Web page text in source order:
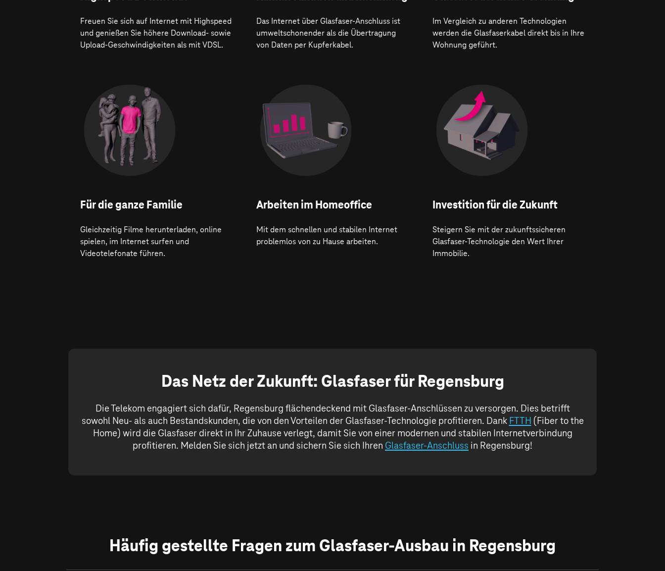
Freuen Sie sich auf Internet mit Highspeed
und genießen Sie höhere Download- sowie
Upload-Geschwindigkeiten als mit VDSL.
Das Internet über Glasfaser-Anschluss ist
umweltschonender als die Übertragung
von Daten per Kupferkabel.
Im Vergleich zu anderen Technologien
werden die Glasfaserkabel direkt bis in Ihre
Wohnung geführt.
Für die ganze Familie
Gleichzeitig Filme herunterladen, online
spielen, im Internet surfen und
Videotelefonate führen.
Arbeiten im Homeoffice
Mit dem schnellen und stabilen Internet
problemlos von zu Hause arbeiten.
Investition für die Zukunft
Steigern Sie mit der zukunftssicheren
Glasfaser-Technologie den Wert Ihrer
Immobilie.
Das Netz der Zukunft: Glasfaser für Regensburg
Die Telekom engagiert sich dafür, Regensburg flächendeckend mit Glasfaser-Anschlüssen zu versorgen. Dies betrifft
sowohl Neu- als auch Bestandskunden, die von den Vorteilen der Glasfaser-Technologie profitieren. Dank FTTH (Fiber to the
Home) wird die Glasfaser direkt in Ihr Zuhause verlegt, damit Sie von einer modernen und stabilen Internetverbindung
profitieren. Melden Sie sich jetzt an und sichern Sie sich Ihren Glasfaser-Anschluss in Regensburg!
Häufig gestellte Fragen zum Glasfaser-Ausbau in Regensburg